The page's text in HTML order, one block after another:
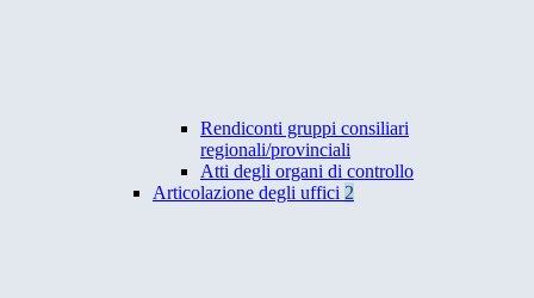
Rendiconti gruppi consiliari
regionali/provinciali
Atti degli organi di controllo
Articolazione degli uffici 2